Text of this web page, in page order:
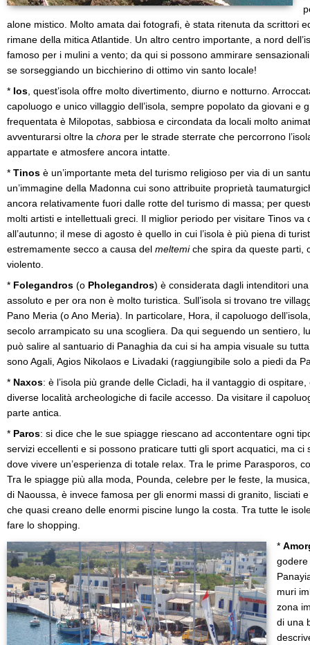
alone mistico. Molto amata dai fotografi, è stata ritenuta da scrittori
rimane della mitica Atlantide. Un altro centro importante, a nord
famoso per i mulini a vento; da qui si possono ammirare
se sorseggiando un bicchierino di ottimo vin santo locale!
* Ios , quest’isola offre molto divertimento, diurno e notturno.
capoluogo e unico villaggio dell’isola, sempre popolato da giovani e
frequentata è Milopotas, sabbiosa e circondata da locali molto
avventurarsi oltre la chora per le strade sterrate che percorrono
appartate e atmosfere ancora intatte.
* Tinos è un’importante meta del turismo religioso per via di un
un’immagine della Madonna cui sono attribuite proprietà
ancora relativamente fuori dalle rotte del turismo di massa; per
molti artisti e intellettuali greci. Il miglior periodo per visitare Tinos va
all’autunno; il mese di agosto è quello in cui l’isola è più piena di
estremamente secco a causa del meltemiche spira da queste parti,
violento.
* Folegandros (o Pholegandros) è considerata dagli intenditori
assoluto e per ora non è molto turistica. Sull’isola si trovano tre
Pano Meria (o Ano Meria). In particolare, Hora, il capoluogo
secolo arrampicato su una scogliera. Da qui seguendo un sentiero,
può salire al santuario di Panaghia da cui si ha ampia visuale su
sono Agali, Agios Nikolaos e Livadaki (raggiungibile solo a piedi da
* Naxos: è l’isola più grande delle Cicladi, ha il vantaggio di
diverse località archeologiche di facile accesso. Da visitare il
parte antica.
* Paros: si dice che le sue spiagge riescano ad accontentare ogni
servizi eccellenti e si possono praticare tutti gli sport acquatici, ma ci
dove vivere un’esperienza di totale relax. Tra le prime Parasporos,
Tra le spiagge più alla moda, Pounda, celebre per le feste, la
di Naoussa, è invece famosa per gli enormi massi di granito, lisciati
che quasi creano delle enormi piscine lungo la costa. Tra tutte le
fare lo shopping.
*
godere
muri
zona
di una